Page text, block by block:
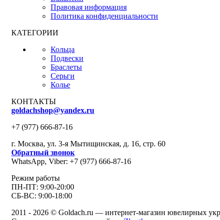
Правовая информация
Политика конфиденциальности
КАТЕГОРИИ
Кольца
Подвески
Браслеты
Серьги
Колье
КОНТАКТЫ
goldachshop@yandex.ru
+7 (977) 666-87-16
г. Москва, ул. 3-я Мытищинская, д. 16, стр. 60
Обратный звонок
WhatsApp, Viber: +7 (977) 666-87-16
Режим работы
ПН-ПТ: 9:00-20:00
СБ-ВС: 9:00-18:00
2011 - 2026 © Goldach.ru — интернет-магазин ювелирных